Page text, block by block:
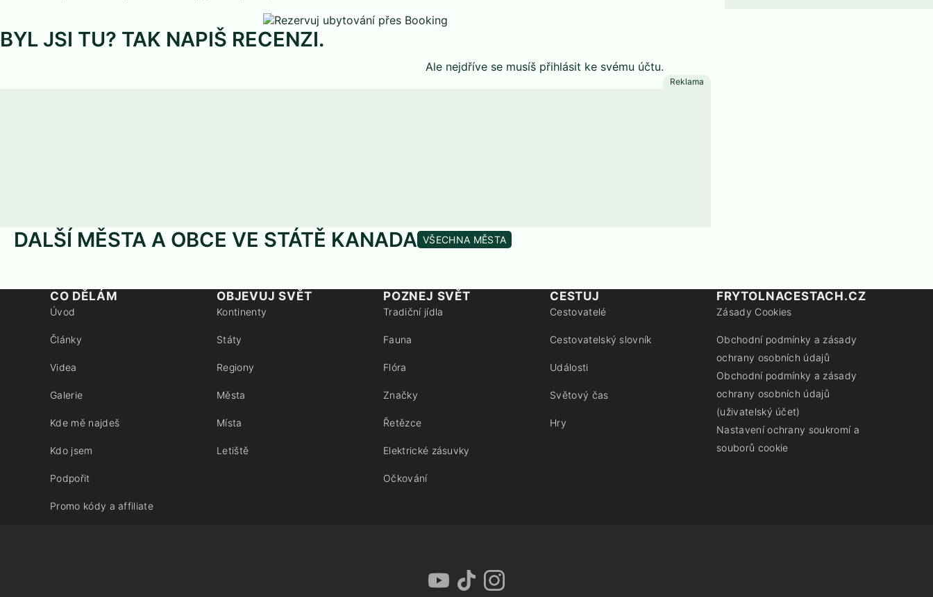
BYL JSI TU? TAK NAPIŠ RECENZI.
Ale nejdříve se musíš přihlásit ke svému účtu.
DALŠÍ MĚSTA A OBCE VE STÁTĚ KANADA VŠECHNA MĚSTA
CO DĚLÁM
Úvod
Články
Videa
Galerie
Kde mě najdeš
Kdo jsem
Podpořit
Promo kódy a affiliate
OBJEVUJ SVĚT
Kontinenty
Státy
Regiony
Města
Místa
Letiště
POZNEJ SVĚT
Tradiční jídla
Fauna
Flóra
Značky
Řetězce
Elektrické zásuvky
Očkování
CESTUJ
Cestovatelé
Cestovatelský slovník
Události
Světový čas
Hry
FRYTOLNACESTACH.CZ
Zásady Cookies
Obchodní podmínky a zásady
ochrany osobních údajů
Obchodní podmínky a zásady
ochrany osobních údajů
(uživatelský účet)
Nastavení ochrany soukromí a
souborů cookie